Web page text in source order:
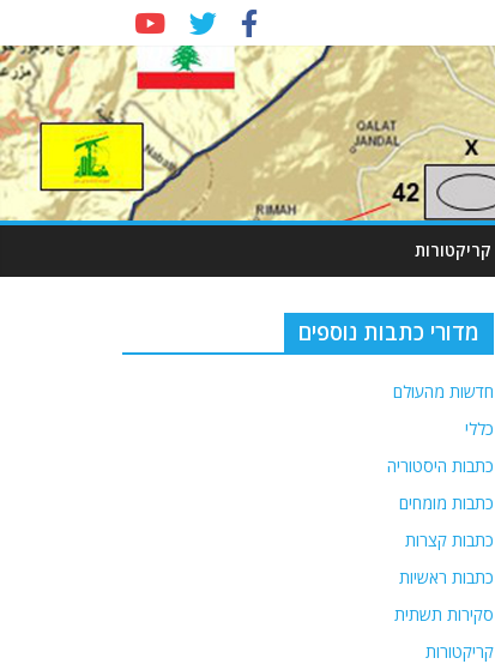
קריקטורות
מדורי כתבות נוספים
חדשות מהעולם
כללי
כתבות היסטוריה
כתבות מומחים
כתבות קצרות
כתבות ראשיות
סקירות תשתית
קריקטורות